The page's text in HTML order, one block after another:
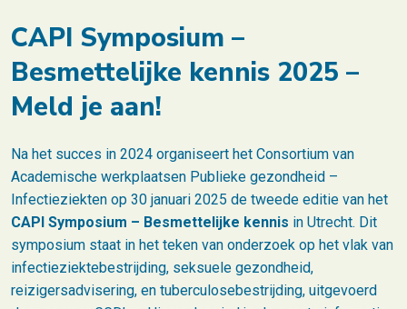
CAPI Symposium –
Besmettelijke kennis 2025 –
Meld je aan!
Na het succes in 2024 organiseert het Consortium van
Academische werkplaatsen Publieke gezondheid –
Infectieziekten op 30 januari 2025 de tweede editie van het
CAPI Symposium – Besmettelijke kennis in Utrecht. Dit
symposium staat in het teken van onderzoek op het vlak van
infectieziektebestrijding, seksuele gezondheid,
reizigersadvisering, en tuberculosebestrijding, uitgevoerd